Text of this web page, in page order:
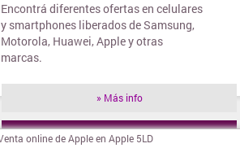
Encontrá diferentes ofertas en celulares
y smartphones liberados de Samsung,
Motorola, Huawei, Apple y otras
marcas.
» Más info
» Visitar tienda